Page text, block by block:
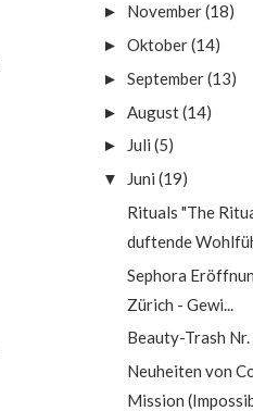
► November(18)
► Oktober(14)
► September(13)
► August(14)
► Juli (5)
▼ Juni (19)
Rituals "The
duftende
Sephora
Zürich - Gewi...
Beauty-Trash
Neuheiten von
Mission